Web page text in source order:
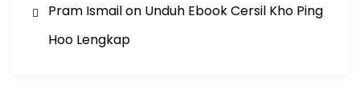
Pram Ismailon Unduh Ebook Cersil Kho Ping
Hoo Lengkap